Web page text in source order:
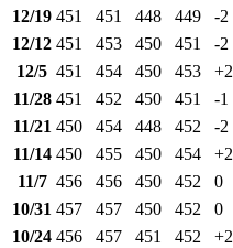
12/19 451 451 448 449 -2
12/12 451 453 450 451 -2
12/5 451 454 450 453 +2
11/28 451 452 450 451 -1
11/21 450 454 448 452 -2
11/14 450 455 450 454 +2
11/7 456 456 450 452 0
10/31 457 457 450 452 0
10/24 456 457 451 452 +2